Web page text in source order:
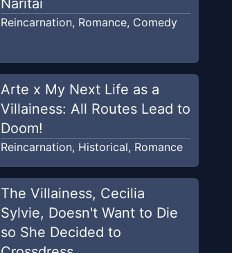
Naritai
Reincarnation, Romance, Comedy
Arte x My Next Life as a
Villainess: All Routes Lead to
Doom!
Reincarnation, Historical, Romance
The Villainess, Cecilia
Sylvie, Doesn't Want to Die
so She Decided to